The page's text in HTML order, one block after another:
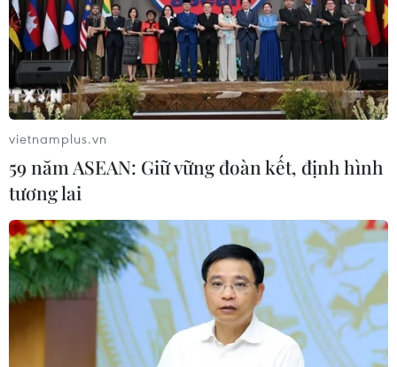
17/07/2016 04:22
Trong các chiến dịch truy quét khủng bố tại nhiều tỉnh
thành trên toàn quốc, quân đội Algeria đã tiêu diệt 99
tay súng thánh chiến và bắt giữ 55 phần tử khác trong 6
tháng đầu năm 2016.
vietnamplus.vn
59 năm ASEAN: Giữ vững đoàn kết, định hình
tương lai